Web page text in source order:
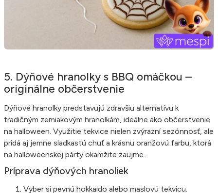
5. Dýňové hranolky s BBQ omáčkou –
originálne občerstvenie
Dýňové hranolky predstavujú zdravšiu alternatívu k
tradičným zemiakovým hranolkám, ideálne ako občerstvenie
na halloween. Využitie tekvice nielen zvýrazní sezónnosť, ale
pridá aj jemne sladkastú chuť a krásnu oranžovú farbu, ktorá
na halloweenskej párty okamžite zaujme.
Príprava dýňových hranoliek
Vyber si pevnú hokkaido alebo maslovú tekvicu.